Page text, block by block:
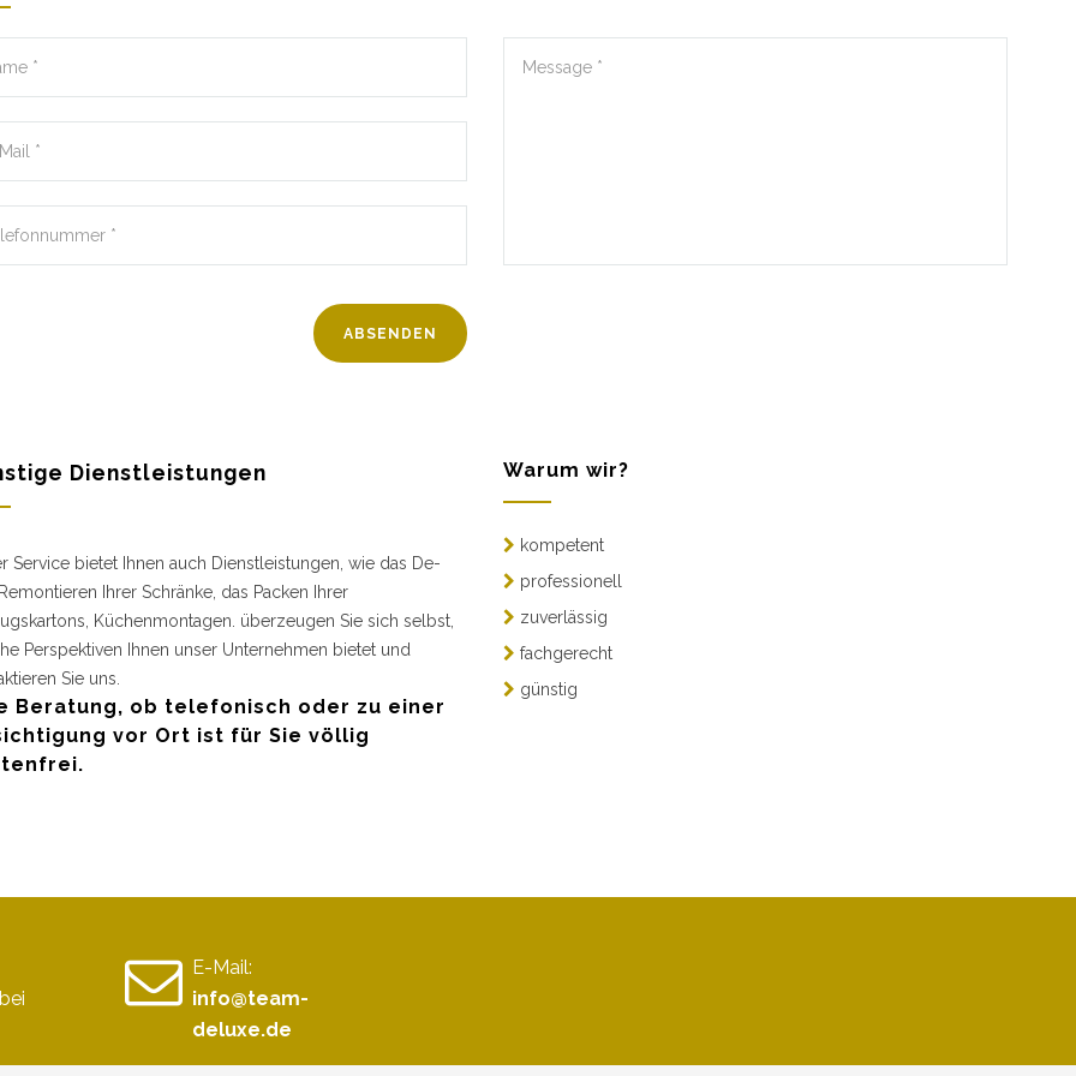
Dienstleistungen
Service bietet Ihnen auch Dienstleistungen, wie das De-
Ihrer Schränke, das Packen Ihrer
Küchenmontagen. überzeugen Sie sich selbst,
Perspektiven Ihnen unser Unternehmen bietet und
Sie uns.
Beratung, ob telefonisch oder zu einer
vor Ort ist für Sie völlig
Warum wir?
kompetent
professionell
zuverlässig
fachgerecht
günstig
E-Mail:
info@team-
deluxe.de